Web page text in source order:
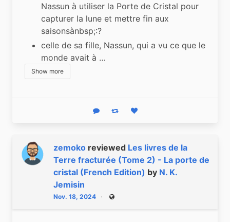
Nassun à utiliser la Porte de Cristal pour
capturer la lune et mettre fin aux
saisonsànbsp;:?
celle de sa fille, Nassun, qui a vu ce que le
monde avait à …
Show more
Reply Boost statusLike status
zemoko reviewed Les livres de la
Terre fracturée (Tome 2) - La porte de
cristal (French Edition) by N. K.
Jemisin
Nov. 18, 2024 Public